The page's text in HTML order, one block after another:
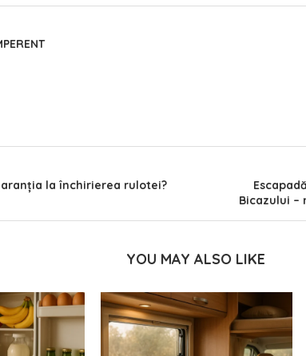
la închirierea rulotei?
Bicazului –
YOU MAY ALSO LIKE